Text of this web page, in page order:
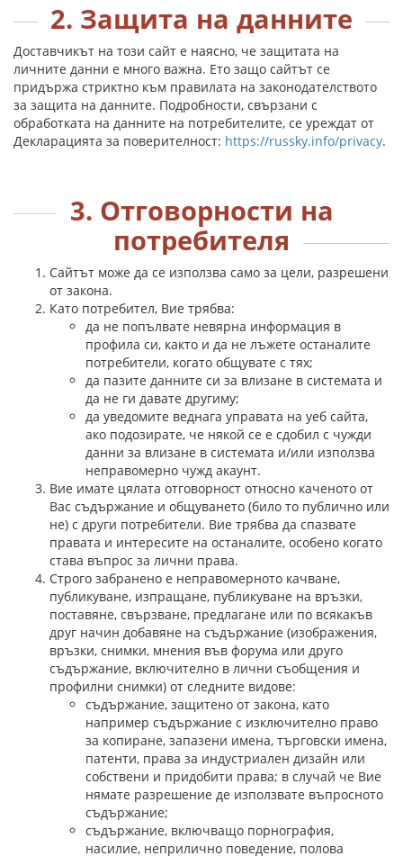
2. Защита на данните
Доставчикът на този сайт е наясно, че защитата на
личните данни е много важна. Ето защо сайтът се
придържа стриктно към правилата на законодателството
за защита на данните. Подробности, свързани с
обработката на данните на потребителите, се уреждат от
Декларацията за поверителност: https://russky.info/privacy.
3. Отговорности на
потребителя
Сайтът може да се използва само за цели, разрешени
от закона.
Като потребител, Вие трябва:
да не попълвате невярна информация в
профила си, както и да не лъжете останалите
потребители, когато общувате с тях;
да пазите данните си за влизане в системата и
да не ги давате другиму;
да уведомите веднага управата на уеб сайта,
ако подозирате, че някой се е сдобил с чужди
данни за влизане в системата и/или използва
неправомерно чужд акаунт.
Вие имате цялата отговорност относно каченото от
Вас съдържание и общуването (било то публично или
не) с други потребители. Вие трябва да спазвате
правата и интересите на останалите, особено когато
става въпрос за лични права.
Строго забранено е неправомерното качване,
публикуване, изпращане, публикуване на връзки,
поставяне, свързване, предлагане или по всякакъв
друг начин добавяне на съдържание (изображения,
връзки, снимки, мнения във форума или друго
съдържание, включително в лични съобщения и
профилни снимки) от следните видове:
съдържание, защитено от закона, като
например съдържание с изключително право
за копиране, запазени имена, търговски имена,
патенти, права за индустриален дизайн или
собствени и придобити права; в случай че Вие
нямате разрешение де използвате въпросното
съдържание;
съдържание, включващо порнография,
насилие, неприлично поведение, полова